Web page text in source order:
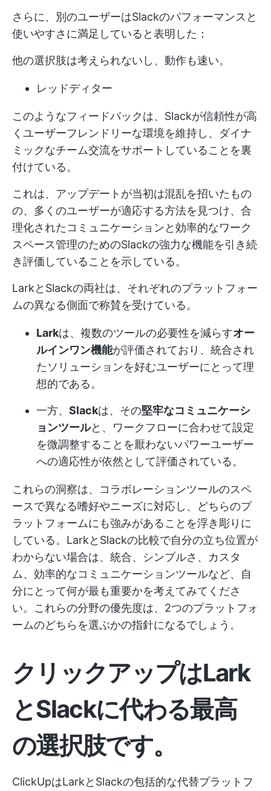
さらに、別のユーザーはSlackのパフォーマンスと
使いやすさに満足していると表明した：
他の選択肢は考えられないし、動作も速い。
レッドディター
このようなフィードバックは、Slackが信頼性が高
くユーザーフレンドリーな環境を維持し、ダイナ
ミックなチーム交流をサポートしていることを裏
付けている。
これは、アップデートが当初は混乱を招いたもの
の、多くのユーザーが適応する方法を見つけ、合
理化されたコミュニケーションと効率的なワーク
スペース管理のためのSlackの強力な機能を引き続
き評価していることを示している。
LarkとSlackの両社は、それぞれのプラットフォー
ムの異なる側面で称賛を受けている。
Larkは、複数のツールの必要性を減らすオー
ルインワン機能が評価されており、統合され
たソリューションを好むユーザーにとって理
想的である。
一方、 Slackは、その堅牢なコミュニケーシ
ョンツールと、ワークフローに合わせて設定
を微調整することを厭わないパワーユーザー
への適応性が依然として評価されている。
これらの洞察は、コラボレーションツールのスペ
ースで異なる嗜好やニーズに対応し、どちらのプ
ラットフォームにも強みがあることを浮き彫りに
している。LarkとSlackの比較で自分の立ち位置が
わからない場合は、統合、シンプルさ、カスタ
ム、効率的なコミュニケーションツールなど、自
分にとって何が最も重要かを考えてみてくださ
い。これらの分野の優先度は、2つのプラットフォ
ームのどちらを選ぶかの指針になるでしょう。
クリックアップはLark
とSlackに代わる最高
の選択肢です。
ClickUpはLarkとSlackの包括的な代替プラットフ